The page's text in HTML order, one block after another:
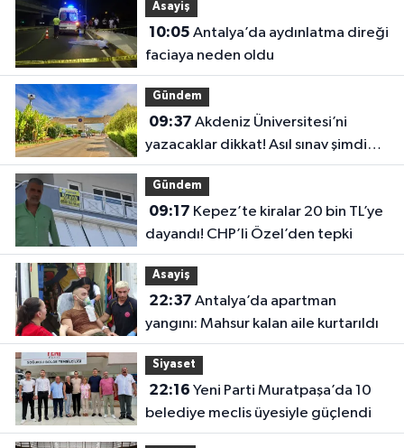
Asayiş
10:05
faciaya neden oldu
Gündem
09:37
yazacaklar dikkat! Asıl sınav şimdi
başlıyor
Gündem
09:17
dayandı! CHP’li Özel’den tepki
Asayiş
22:37
yangını: Mahsur kalan aile kurtarıldı
Siyaset
22:16
belediye meclis üyesiyle güçlendi